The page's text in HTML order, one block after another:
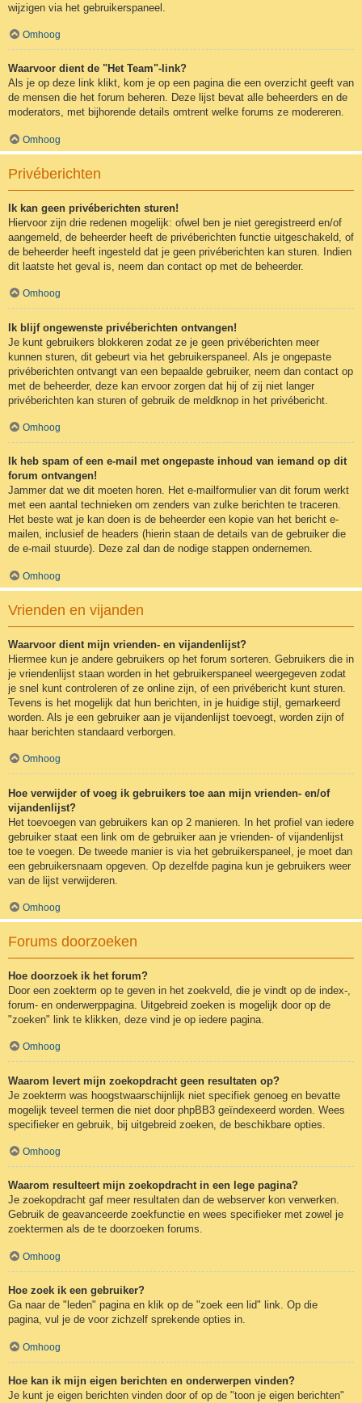
wijzigen via het gebruikerspaneel.
Omhoog
Waarvoor dient de "Het Team"-link?
Als je op deze link klikt, kom je op een pagina die een overzicht geeft van
de mensen die het forum beheren. Deze lijst bevat alle beheerders en de
moderators, met bijhorende details omtrent welke forums ze modereren.
Omhoog
Privéberichten
Ik kan geen privéberichten sturen!
Hiervoor zijn drie redenen mogelijk: ofwel ben je niet geregistreerd en/of
aangemeld, de beheerder heeft de privéberichten functie uitgeschakeld, of
de beheerder heeft ingesteld dat je geen privéberichten kan sturen. Indien
dit laatste het geval is, neem dan contact op met de beheerder.
Omhoog
Ik blijf ongewenste privéberichten ontvangen!
Je kunt gebruikers blokkeren zodat ze je geen privéberichten meer
kunnen sturen, dit gebeurt via het gebruikerspaneel. Als je ongepaste
privéberichten ontvangt van een bepaalde gebruiker, neem dan contact op
met de beheerder, deze kan ervoor zorgen dat hij of zij niet langer
privéberichten kan sturen of gebruik de meldknop in het privébericht.
Omhoog
Ik heb spam of een e-mail met ongepaste inhoud van iemand op dit
forum ontvangen!
Jammer dat we dit moeten horen. Het e-mailformulier van dit forum werkt
met een aantal technieken om zenders van zulke berichten te traceren.
Het beste wat je kan doen is de beheerder een kopie van het bericht e-
mailen, inclusief de headers (hierin staan de details van de gebruiker die
de e-mail stuurde). Deze zal dan de nodige stappen ondernemen.
Omhoog
Vrienden en vijanden
Waarvoor dient mijn vrienden- en vijandenlijst?
Hiermee kun je andere gebruikers op het forum sorteren. Gebruikers die in
je vriendenlijst staan worden in het gebruikerspaneel weergegeven zodat
je snel kunt controleren of ze online zijn, of een privébericht kunt sturen.
Tevens is het mogelijk dat hun berichten, in je huidige stijl, gemarkeerd
worden. Als je een gebruiker aan je vijandenlijst toevoegt, worden zijn of
haar berichten standaard verborgen.
Omhoog
Hoe verwijder of voeg ik gebruikers toe aan mijn vrienden- en/of
vijandenlijst?
Het toevoegen van gebruikers kan op 2 manieren. In het profiel van iedere
gebruiker staat een link om de gebruiker aan je vrienden- of vijandenlijst
toe te voegen. De tweede manier is via het gebruikerspaneel, je moet dan
een gebruikersnaam opgeven. Op dezelfde pagina kun je gebruikers weer
van de lijst verwijderen.
Omhoog
Forums doorzoeken
Hoe doorzoek ik het forum?
Door een zoekterm op te geven in het zoekveld, die je vindt op de index-,
forum- en onderwerppagina. Uitgebreid zoeken is mogelijk door op de
"zoeken" link te klikken, deze vind je op iedere pagina.
Omhoog
Waarom levert mijn zoekopdracht geen resultaten op?
Je zoekterm was hoogstwaarschijnlijk niet specifiek genoeg en bevatte
mogelijk teveel termen die niet door phpBB3 geïndexeerd worden. Wees
specifieker en gebruik, bij uitgebreid zoeken, de beschikbare opties.
Omhoog
Waarom resulteert mijn zoekopdracht in een lege pagina?
Je zoekopdracht gaf meer resultaten dan de webserver kon verwerken.
Gebruik de geavanceerde zoekfunctie en wees specifieker met zowel je
zoektermen als de te doorzoeken forums.
Omhoog
Hoe zoek ik een gebruiker?
Ga naar de "leden" pagina en klik op de "zoek een lid" link. Op die
pagina, vul je de voor zichzelf sprekende opties in.
Omhoog
Hoe kan ik mijn eigen berichten en onderwerpen vinden?
Je kunt je eigen berichten vinden door of op de "toon je eigen berichten"